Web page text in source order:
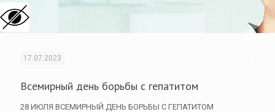
17.07.2023
Всемирный день борьбы с гепатитом
28 ИЮЛЯ ВСЕМИРНЫЙ ДЕНЬ БОРЬБЫ С ГЕПАТИТОМ